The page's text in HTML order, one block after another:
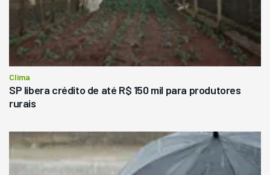
Clima
SP libera crédito de até R$ 150 mil para produtores
rurais